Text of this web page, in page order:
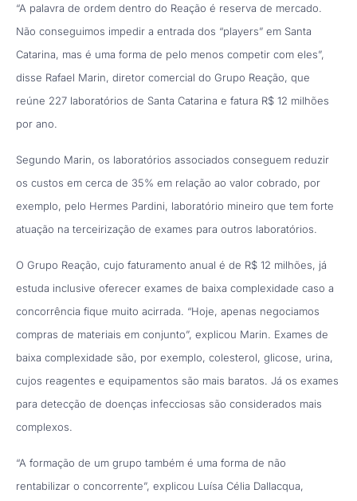
“A palavra de ordem dentro do Reação é reserva de mercado.
Não conseguimos impedir a entrada dos “players” em Santa
Catarina, mas é uma forma de pelo menos competir com eles”,
disse Rafael Marin, diretor comercial do Grupo Reação, que
reúne 227 laboratórios de Santa Catarina e fatura R$ 12 milhões
por ano.
Segundo Marin, os laboratórios associados conseguem reduzir
os custos em cerca de 35% em relação ao valor cobrado, por
exemplo, pelo Hermes Pardini, laboratório mineiro que tem forte
atuação na terceirização de exames para outros laboratórios.
O Grupo Reação, cujo faturamento anual é de R$ 12 milhões, já
estuda inclusive oferecer exames de baixa complexidade caso a
concorrência fique muito acirrada. “Hoje, apenas negociamos
compras de materiais em conjunto”, explicou Marin. Exames de
baixa complexidade são, por exemplo, colesterol, glicose, urina,
cujos reagentes e equipamentos são mais baratos. Já os exames
para detecção de doenças infecciosas são considerados mais
complexos.
“A formação de um grupo também é uma forma de não
rentabilizar o concorrente”, explicou Luísa Célia Dallacqua,